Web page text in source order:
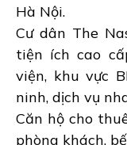
Hà Nội.
Cư dân The
tiện ích cao
viện, khu vực
ninh, dịch vụ
Căn hộ cho
phòng khách,